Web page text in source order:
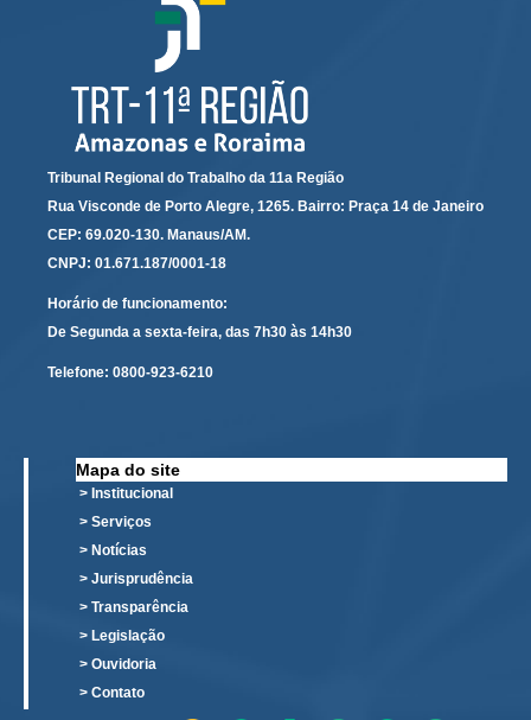
Calendários
Calendário Geral
Calendário de Eventos
Calendário de Eventos passados
Calendário de Suspensão
Calendário da Justiça Itinerante
Certidões
Concursos
Contas abertas em nome dos beneficiários
e-Doc
Espaço do Servidor
Guias de recolhimento
Leilão Público
Mapa do site
META 9 do CNJ
Pauta Digital
Tribunal Regional do Trabalho da 11a Região
Rua Visconde de Porto Alegre, 1265. Bairro: Praça 14 de Janeiro
CEP: 69.020-130. Manaus/AM.
CNPJ: 01.671.187/0001-18
Horário de funcionamento:
De Segunda a sexta-feira, das 7h30 às 14h30
Telefone: 0800-923-6210
Mapa do site
> Institucional
> Serviços
> Notícias
> Jurisprudência
> Transparência
> Legislação
> Ouvidoria
> Contato